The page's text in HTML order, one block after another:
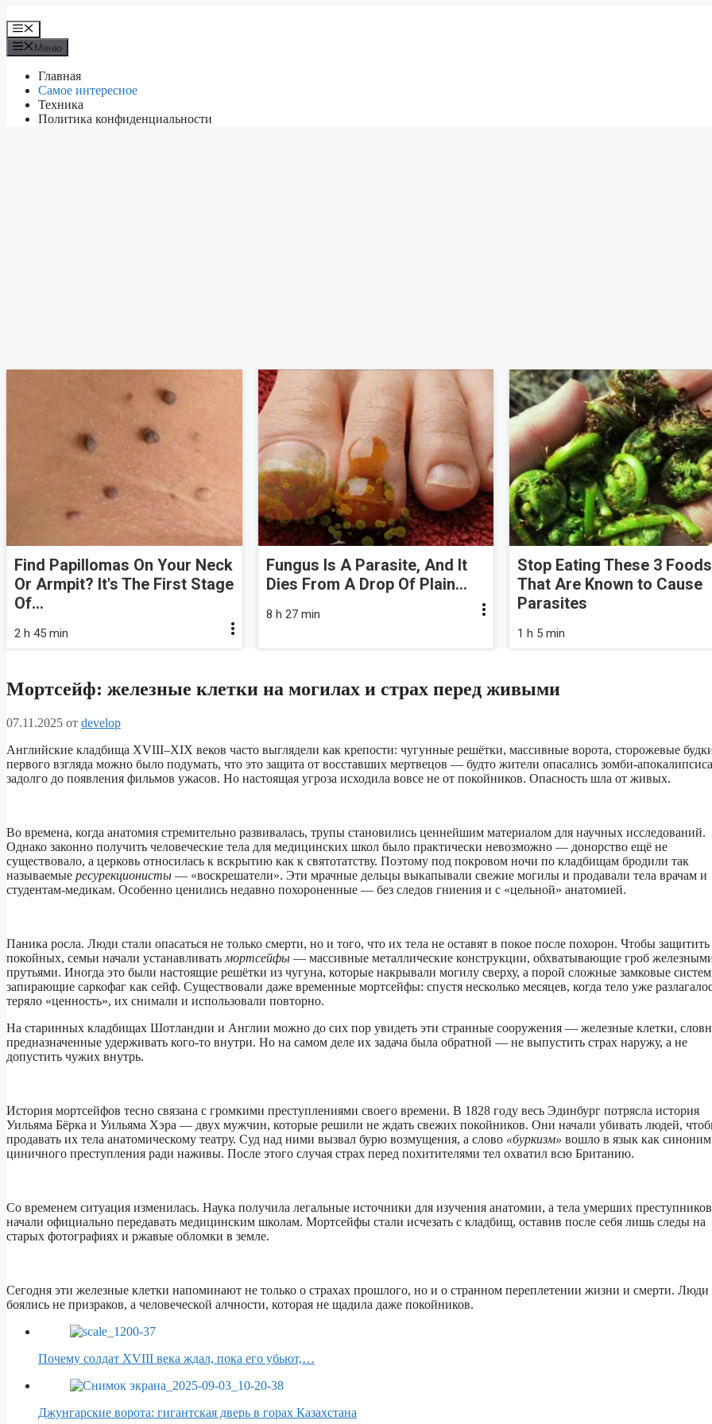
к
содержимому
Меню
Меню
Главная
Самое интересное
Техника
Политика конфиденциальности
Find Papillomas On Your Neck
Or Armpit? It's The First Stage
Of...
2 h 45 min
Fungus Is A Parasite, And It
Dies From A Drop Of Plain...
8 h 27 min
Stop Eating These 3 Foods
That Are Known to Cause
Parasites
1 h 5 min
Мортсейф: железные клетки на могилах и страх перед живыми
07.11.2025 от develop
Английские кладбища XVIII–XIX веков часто выглядели как крепости: чугунные решётки, массивные ворота, сторожевые
первого взгляда можно было подумать, что это защита от восставших мертвецов — будто жители опасались зомби-апокалипсиса
задолго до появления фильмов ужасов. Но настоящая угроза исходила вовсе не от покойников. Опасность шла от живых.
Во времена, когда анатомия стремительно развивалась, трупы становились ценнейшим материалом для научных исследований.
Однако законно получить человеческие тела для медицинских школ было практически невозможно — донорство ещё не
существовало, а церковь относилась к вскрытию как к святотатству. Поэтому под покровом ночи по кладбищам бродили так
называемые ресурекционисты — «воскрешатели». Эти мрачные дельцы выкапывали свежие могилы и продавали тела врачам и
студентам-медикам. Особенно ценились недавно похороненные — без следов гниения и с «цельной» анатомией.
Паника росла. Люди стали опасаться не только смерти, но и того, что их тела не оставят в покое после похорон. Чтобы защитить
покойных, семьи начали устанавливать мортсейфы — массивные металлические конструкции, обхватывающие гроб
прутьями. Иногда это были настоящие решётки из чугуна, которые накрывали могилу сверху, а порой сложные замковые
запирающие саркофаг как сейф. Существовали даже временные мортсейфы: спустя несколько месяцев, когда тело уже
теряло «ценность», их снимали и использовали повторно.
На старинных кладбищах Шотландии и Англии можно до сих пор увидеть эти странные сооружения — железные клетки,
предназначенные удерживать кого-то внутри. Но на самом деле их задача была обратной — не выпустить страх наружу, а не
допустить чужих внутрь.
История мортсейфов тесно связана с громкими преступлениями своего времени. В 1828 году весь Эдинбург потрясла история
Уильяма Бёрка и Уильяма Хэра — двух мужчин, которые решили не ждать свежих покойников. Они начали убивать людей,
продавать их тела анатомическому театру. Суд над ними вызвал бурю возмущения, а слово «буркизм» вошло в язык как синоним
циничного преступления ради наживы. После этого случая страх перед похитителями тел охватил всю Британию.
Со временем ситуация изменилась. Наука получила легальные источники для изучения анатомии, а тела умерших преступников
начали официально передавать медицинским школам. Мортсейфы стали исчезать с кладбищ, оставив после себя лишь следы на
старых фотографиях и ржавые обломки в земле.
Сегодня эти железные клетки напоминают не только о страхах прошлого, но и о странном переплетении жизни и смерти. Люди
боялись не призраков, а человеческой алчности, которая не щадила даже покойников.
Почему солдат XVIII века ждал, пока его убьют,…
Джунгарские ворота: гигантская дверь в горах Казахстана